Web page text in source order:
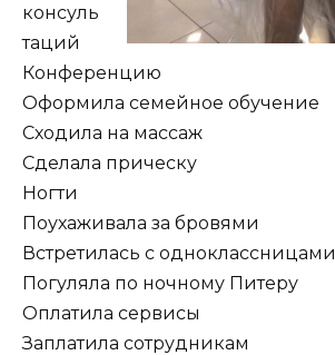
консуль
таций
Конференцию
Оформила семейное обучение
Сходила на массаж
Сделала прическу
Ногти
Поухаживала за бровями
Встретилась с одноклассницами
Погуляла по ночному Питеру
Оплатила сервисы
Заплатила сотрудникам